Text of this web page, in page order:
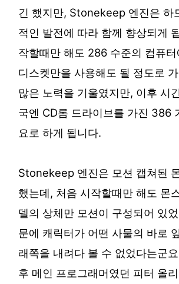
긴 했지만, Stonekeep 엔진은 하
적인 발전에 따라 함께 향상되게
작할때만 해도 286 수준의 컴퓨터
디스켓만을 사용해도 될 정도로
많은 노력을 기울였지만, 이후 시
국엔 CD롬 드라이브를 가진 386
요로 하게 됩니다.
Stonekeep 엔진은 모션 캡쳐된
했는데, 처음 시작할때만 해도 몬
델의 상체만 모션이 구성되어 있
문에 캐릭터가 어떤 사물의 바로
래쪽을 내려다 볼 수 없었다는군
후 메인 프로그래머였던 피터 올